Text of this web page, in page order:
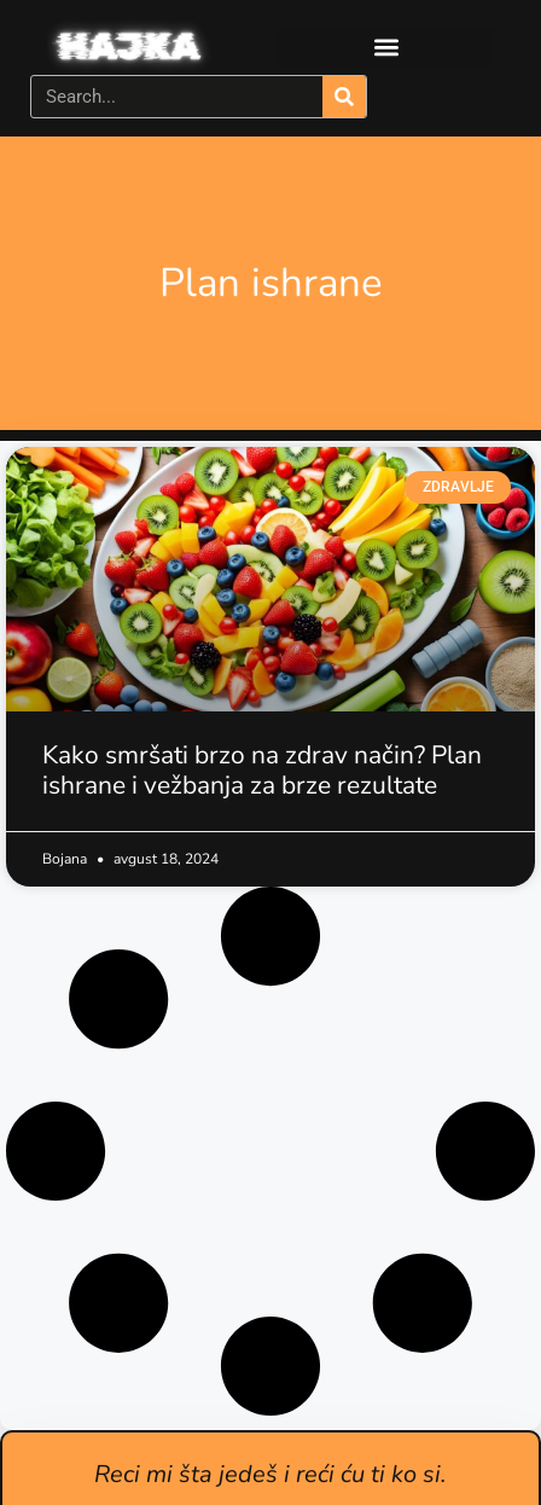
Plan ishrane
ZDRAVLJE
Kako smršati brzo na zdrav način? Plan
ishrane i vežbanja za brze rezultate
Bojana avgust 18, 2024
Reci mi šta jedeš i reći ću ti ko si.